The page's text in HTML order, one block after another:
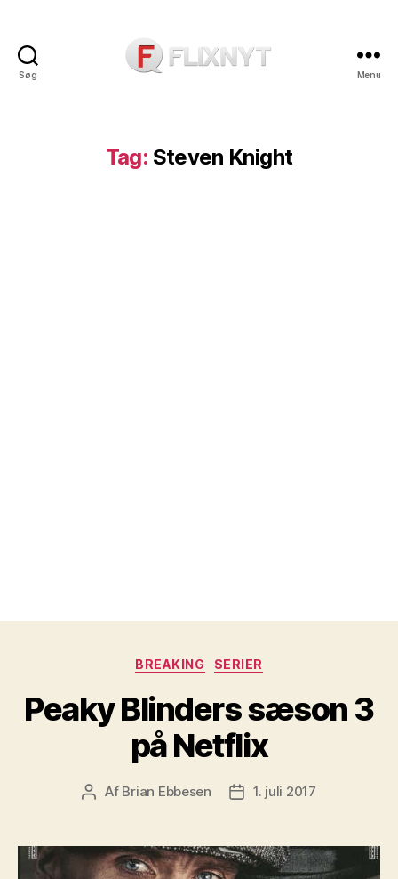
Søg Menu
Tag: Steven Knight
Kategorier
BREAKING SERIER
Peaky Blinders sæson 3
på Netflix
Indlægsforfatter
Af Brian Ebbesen Indlægsdato
1. juli 2017